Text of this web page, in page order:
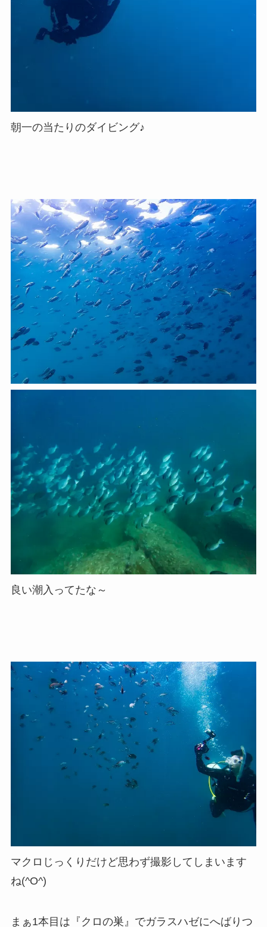
朝一の当たりのダイビング♪
良い潮入ってたな～
マクロじっくりだけど思わず撮影してしまいます
ね(^O^)
まぁ1本目は『クロの巣』でガラスハゼにへばりつ